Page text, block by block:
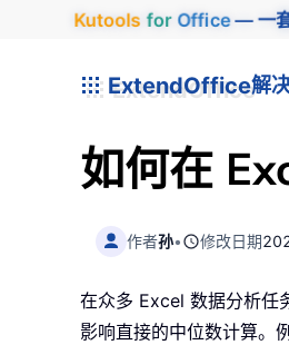
Kutools for Office— 一套
ExtendOffice解
如何在
作者孙• 修改日期
在众多 Excel 数据分析任
影响直接的中位数计算。